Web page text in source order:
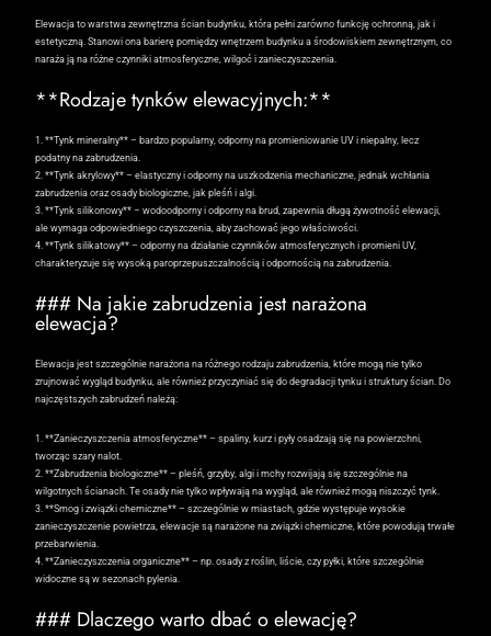
Elewacja to warstwa zewnętrzna ścian budynku, która pełni zarówno funkcję ochronną, jak i
estetyczną. Stanowi ona barierę pomiędzy wnętrzem budynku a środowiskiem zewnętrznym, co
naraża ją na różne czynniki atmosferyczne, wilgoć i zanieczyszczenia.
**Rodzaje tynków elewacyjnych:**
1. **Tynk mineralny** – bardzo popularny, odporny na promieniowanie UV i niepalny, lecz
podatny na zabrudzenia.
2. **Tynk akrylowy** – elastyczny i odporny na uszkodzenia mechaniczne, jednak wchłania
zabrudzenia oraz osady biologiczne, jak pleśń i algi.
3. **Tynk silikonowy** – wodoodporny i odporny na brud, zapewnia długą żywotność elewacji,
ale wymaga odpowiedniego czyszczenia, aby zachować jego właściwości.
4. **Tynk silikatowy** – odporny na działanie czynników atmosferycznych i promieni UV,
charakteryzuje się wysoką paroprzepuszczalnością i odpornością na zabrudzenia.
### Na jakie zabrudzenia jest narażona
elewacja?
Elewacja jest szczególnie narażona na różnego rodzaju zabrudzenia, które mogą nie tylko
zrujnować wygląd budynku, ale również przyczyniać się do degradacji tynku i struktury ścian. Do
najczęstszych zabrudzeń należą:
1. **Zanieczyszczenia atmosferyczne** – spaliny, kurz i pyły osadzają się na powierzchni,
tworząc szary nalot.
2. **Zabrudzenia biologiczne** – pleśń, grzyby, algi i mchy rozwijają się szczególnie na
wilgotnych ścianach. Te osady nie tylko wpływają na wygląd, ale również mogą niszczyć tynk.
3. **Smog i związki chemiczne** – szczególnie w miastach, gdzie występuje wysokie
zanieczyszczenie powietrza, elewacje są narażone na związki chemiczne, które powodują trwałe
przebarwienia.
4. **Zanieczyszczenia organiczne** – np. osady z roślin, liście, czy pyłki, które szczególnie
widoczne są w sezonach pylenia.
### Dlaczego warto dbać o elewację?